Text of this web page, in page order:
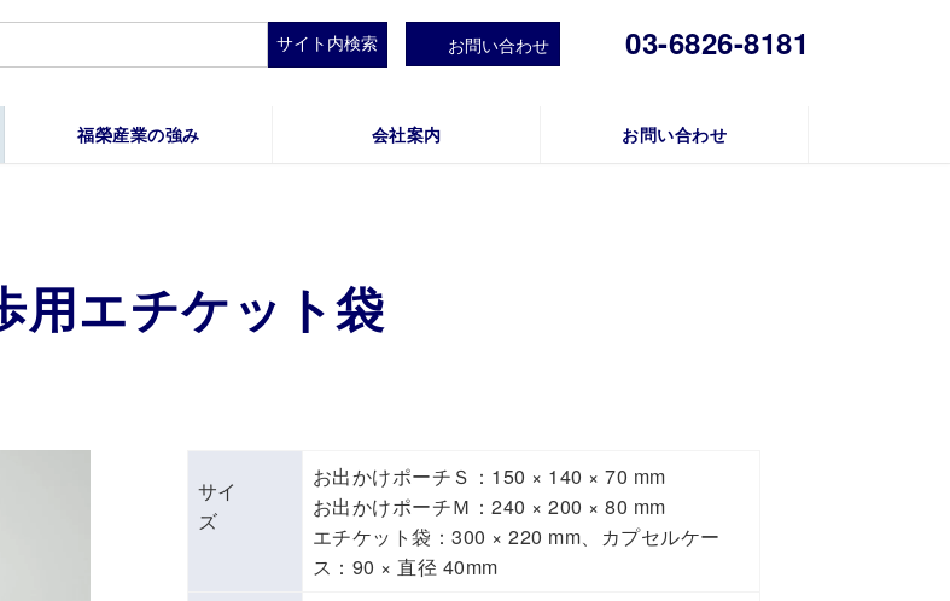
お問い合わせ 03-6826-8181
福榮産業の強み 会社案内 お問い合わせ
用エチケット袋
サイ
ズ
お出かけポーチＳ：150 × 140 × 70 mm
お出かけポーチＭ：240 × 200 × 80 mm
エチケット袋：300 × 220 mm、カプセルケー
ス：90 × 直径 40mm